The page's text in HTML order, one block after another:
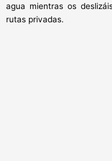
agua mientras os
rutas privadas.